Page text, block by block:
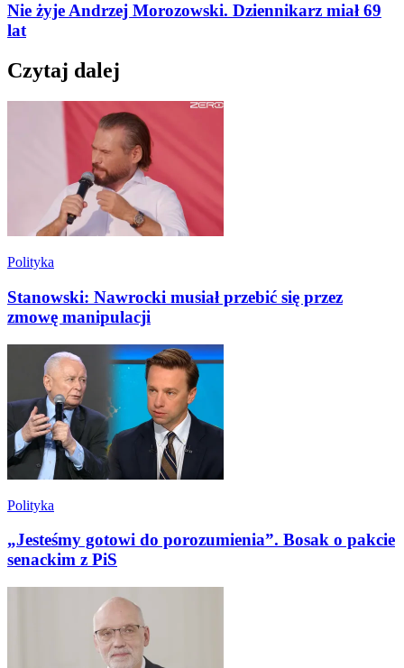
Nie żyje Andrzej Morozowski. Dziennikarz miał 69
lat
Czytaj dalej
Polityka
Stanowski: Nawrocki musiał przebić się przez
zmowę manipulacji
Polityka
„Jesteśmy gotowi do porozumienia”. Bosak o pakcie
senackim z PiS